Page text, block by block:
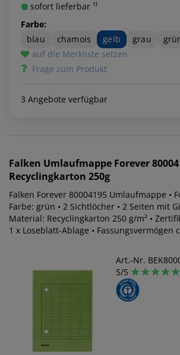
sofort lieferbar ¹⁾
Farbe:
blau
chamois gelb grau
auf die Merkliste setzen
Frage zum Produkt
3 Angebote verfügbar
Falken Umlaufmappe Forever
Recyclingkarton 250g
Falken Forever 80004195 Umlaufmappe •
Farbe: grün • 2 Sichtlöcher • 2 Seiten mit
Material: Recyclingkarton 250 g/m² •
1 x Loseblatt-Ablage • Fassungsvermögen
Art.-Nr.
5/5